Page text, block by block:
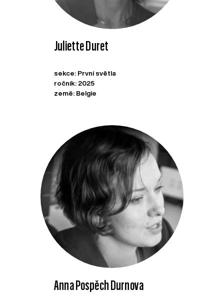
Juliette Duret
sekce: První světla
ročník: 2025
země: Belgie
Anna Pospěch Durnova